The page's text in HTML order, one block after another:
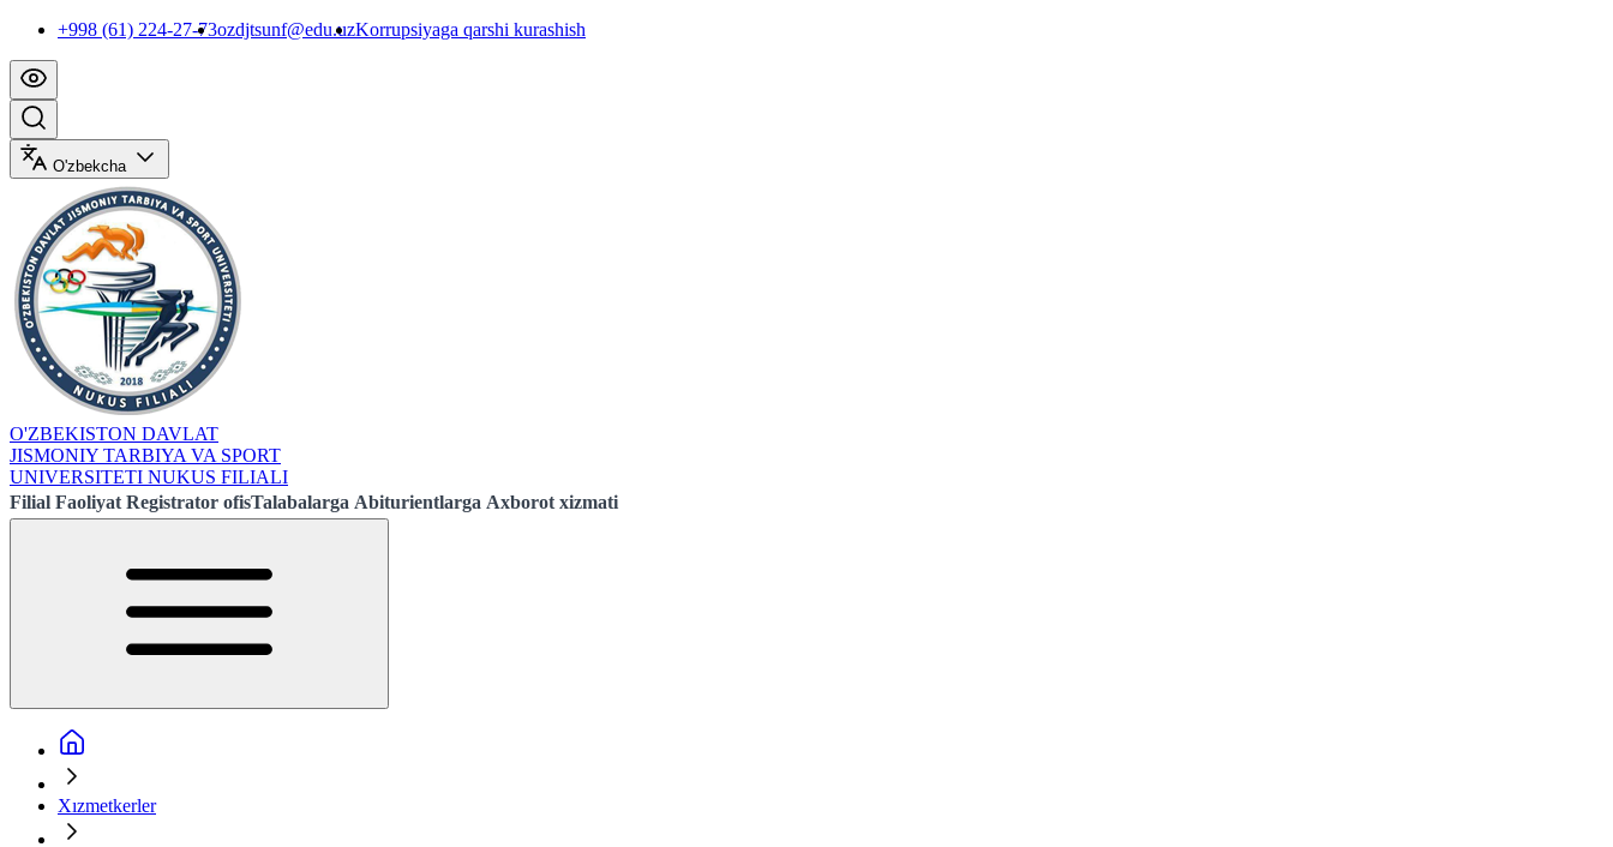
+998 (61) 224-27-73ozdjtsunf@edu.uzKorrupsiyaga qarshi kurashish
O'zbekcha
O'ZBEKISTON DAVLAT
JISMONIY TARBIYA VA SPORT
UNIVERSITETI NUKUS FILIALI
Filial Faoliyat Registrator ofisTalabalarga Abiturientlarga Axborot xizmati
Xızmetkerler